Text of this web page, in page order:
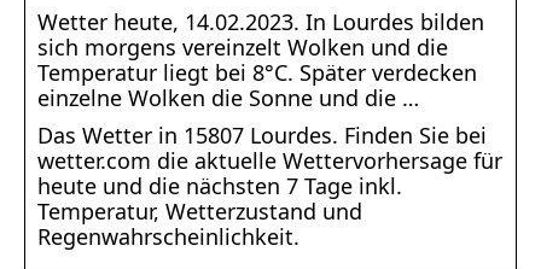
Wetter heute, 14.02.2023. In Lourdes bilden
sich morgens vereinzelt Wolken und die
Temperatur liegt bei 8°C. Später verdecken
einzelne Wolken die Sonne und die …
Das Wetter in 15807 Lourdes. Finden Sie bei
wetter.com die aktuelle Wettervorhersage für
heute und die nächsten 7 Tage inkl.
Temperatur, Wetterzustand und
Regenwahrscheinlichkeit.